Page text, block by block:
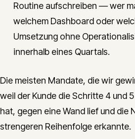
Routine aufschreiben — wer
welchem Dashboard oder
Umsetzung ohne
innerhalb eines Quartals.
Die meisten Mandate, die wir
weil der Kunde die Schritte 4 und
hat, gegen eine Wand lief und die
strengeren Reihenfolge erkannte.